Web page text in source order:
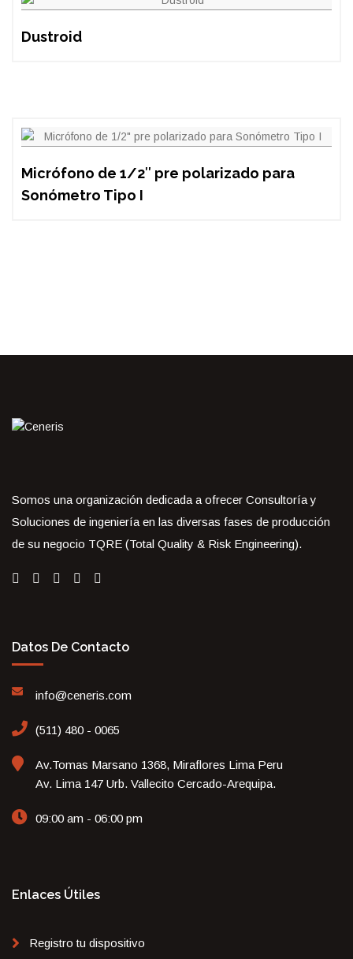
Dustroid
Micrófono de 1/2″ pre polarizado para
Sonómetro Tipo I
Somos una organización dedicada a ofrecer Consultoría y
Soluciones de ingeniería en las diversas fases de producción
de su negocio TQRE (Total Quality & Risk Engineering).
Datos De Contacto
info@ceneris.com
(511) 480 - 0065
Av.Tomas Marsano 1368, Miraflores Lima Peru
Av. Lima 147 Urb. Vallecito Cercado-Arequipa.
09:00 am - 06:00 pm
Enlaces Útiles
Registro tu dispositivo